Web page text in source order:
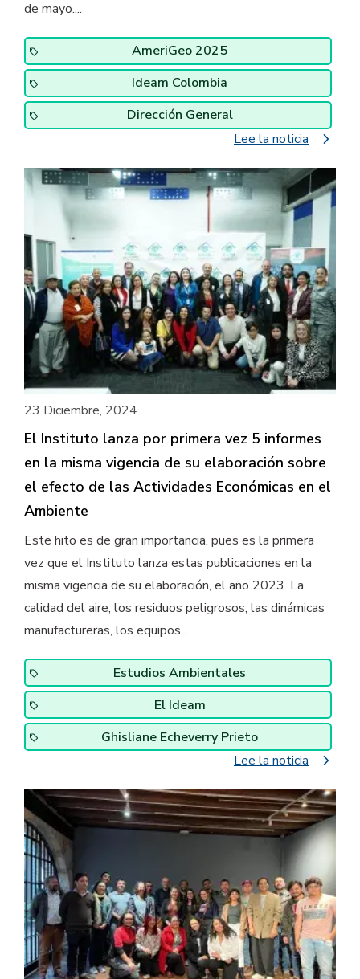
de mayo....
AmeriGeo 2025
Ideam Colombia
Dirección General
Lee la noticia
navigate_next
23 Diciembre, 2024
El Instituto lanza por primera vez 5 informes
en la misma vigencia de su elaboración sobre
el efecto de las Actividades Económicas en el
Ambiente
Este hito es de gran importancia, pues es la primera
vez que el Instituto lanza estas publicaciones en la
misma vigencia de su elaboración, el año 2023. La
calidad del aire, los residuos peligrosos, las dinámicas
manufactureras, los equipos...
Estudios Ambientales
El Ideam
Ghisliane Echeverry Prieto
Lee la noticia
navigate_next